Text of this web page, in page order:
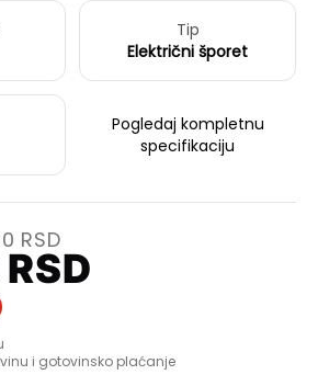
Tip
Električni šporet
Pogledaj kompletnu
specifikaciju
RSD
RSD
i gotovinsko plaćanje